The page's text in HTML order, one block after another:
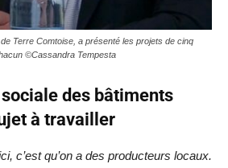
Terre Comtoise, a présenté les projets de cinq
©Cassandra Tempesta
des bâtiments
à travailler
c’est qu’on a des producteurs locaux.